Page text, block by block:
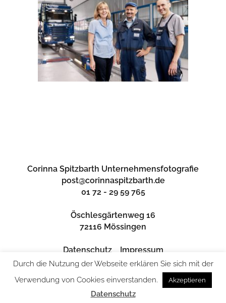
Corinna Spitzbarth Unternehmensfotografie
post@corinnaspitzbarth.de
01 72 - 29 59 765
Öschlesgärtenweg 16
72116 Mössingen
Datenschutz Impressum
Durch die Nutzung der Webseite erklären Sie sich mit der
Verwendung von Cookies einverstanden.
Akzeptieren
Datenschutz